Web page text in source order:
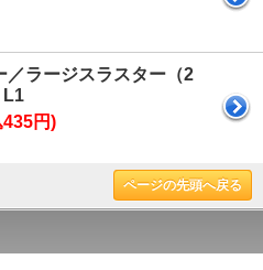
／ラージスラスター（2
L1
円)
ページの先頭へ戻る